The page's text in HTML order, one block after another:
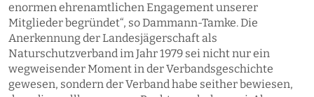
enormen ehrenamtlichen Engagement unserer
Mitglieder begründet“, so Dammann-Tamke. Die
Anerkennung der Landesjägerschaft als
Naturschutzverband im Jahr 1979 sei nicht nur ein
wegweisender Moment in der Verbandsgeschichte
gewesen, sondern der Verband habe seither bewiesen,